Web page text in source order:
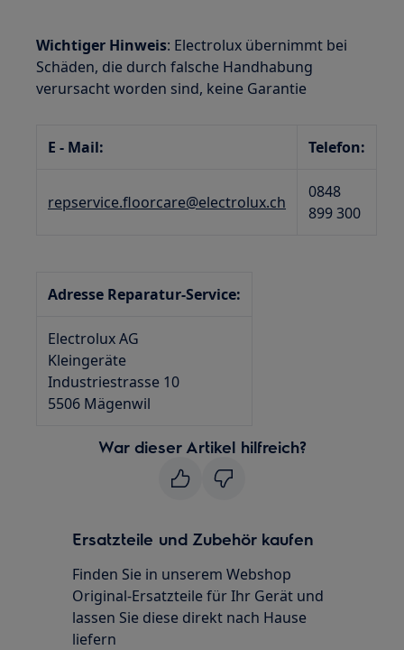
Wichtiger Hinweis: Electrolux übernimmt bei
Schäden, die durch falsche Handhabung
verursacht worden sind, keine Garantie
E - Mail: Telefon:
repservice.floorcare@electrolux.ch
0848
899 300
Adresse Reparatur-Service:
Electrolux AG
Kleingeräte
Industriestrasse 10
5506 Mägenwil
War dieser Artikel hilfreich?
Ersatzteile und Zubehör kaufen
Finden Sie in unserem Webshop
Original-Ersatzteile für Ihr Gerät und
lassen Sie diese direkt nach Hause
liefern